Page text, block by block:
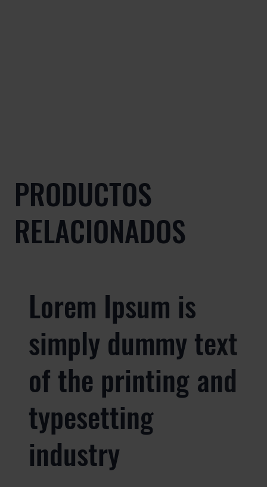
PRODUCTOS
RELACIONADOS
Lorem Ipsum is
simply dummy text
of the printing and
typesetting
industry